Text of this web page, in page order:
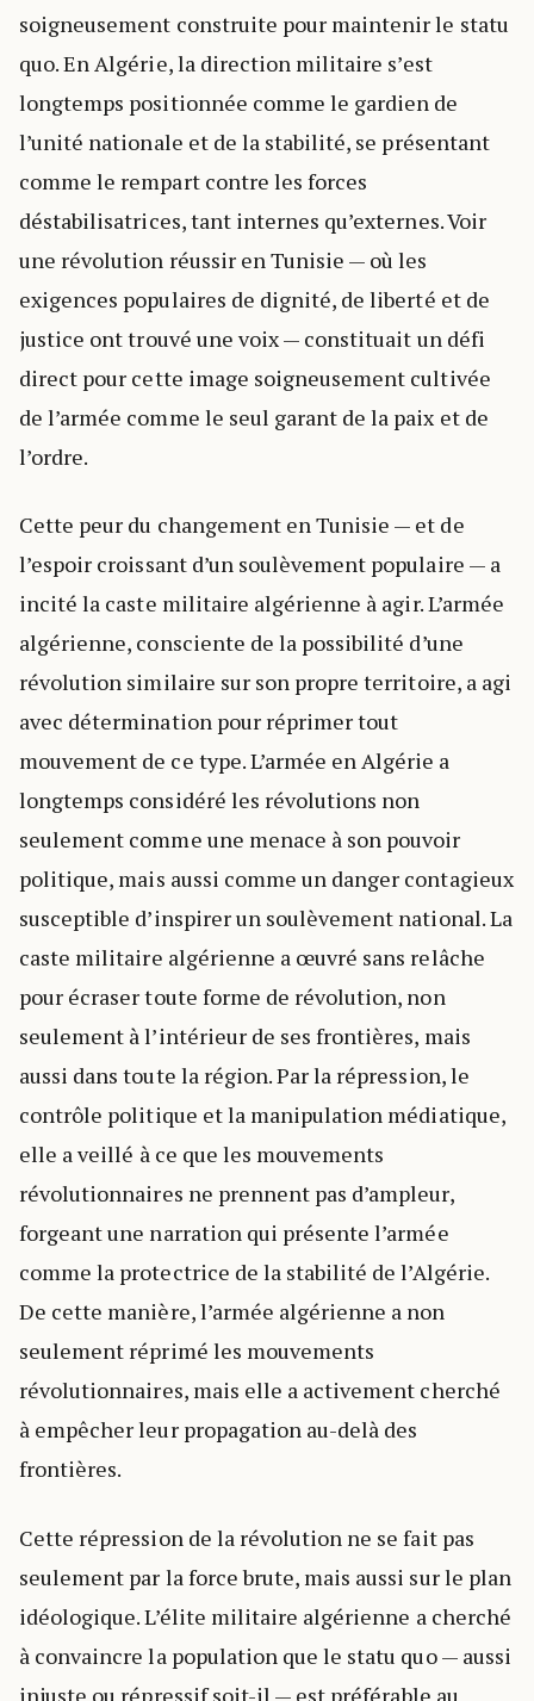
soigneusement construite pour maintenir le statu
quo. En Algérie, la direction militaire s’est
longtemps positionnée comme le gardien de
l’unité nationale et de la stabilité, se présentant
comme le rempart contre les forces
déstabilisatrices, tant internes qu’externes. Voir
une révolution réussir en Tunisie — où les
exigences populaires de dignité, de liberté et de
justice ont trouvé une voix — constituait un défi
direct pour cette image soigneusement cultivée
de l’armée comme le seul garant de la paix et de
l’ordre.
Cette peur du changement en Tunisie — et de
l’espoir croissant d’un soulèvement populaire — a
incité la caste militaire algérienne à agir. L’armée
algérienne, consciente de la possibilité d’une
révolution similaire sur son propre territoire, a agi
avec détermination pour réprimer tout
mouvement de ce type. L’armée en Algérie a
longtemps considéré les révolutions non
seulement comme une menace à son pouvoir
politique, mais aussi comme un danger contagieux
susceptible d’inspirer un soulèvement national. La
caste militaire algérienne a œuvré sans relâche
pour écraser toute forme de révolution, non
seulement à l’intérieur de ses frontières, mais
aussi dans toute la région. Par la répression, le
contrôle politique et la manipulation médiatique,
elle a veillé à ce que les mouvements
révolutionnaires ne prennent pas d’ampleur,
forgeant une narration qui présente l’armée
comme la protectrice de la stabilité de l’Algérie.
De cette manière, l’armée algérienne a non
seulement réprimé les mouvements
révolutionnaires, mais elle a activement cherché
à empêcher leur propagation au-delà des
frontières.
Cette répression de la révolution ne se fait pas
seulement par la force brute, mais aussi sur le plan
idéologique. L’élite militaire algérienne a cherché
à convaincre la population que le statu quo — aussi